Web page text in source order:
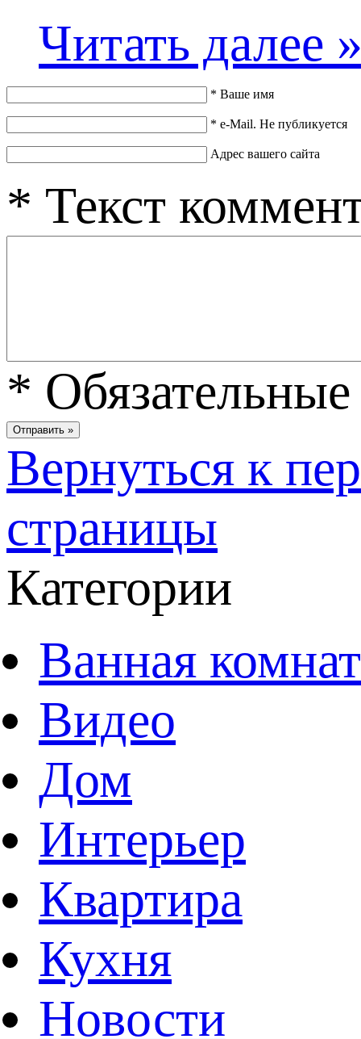
Читать далее
* Ваше имя
* e-Mail. Не публикуется
Адрес вашего сайта
* Текст
*
Вернуться к
страницы
Категории
Ванная
Видео
Дом
Интерьер
Квартира
Кухня
Новости